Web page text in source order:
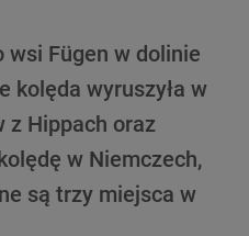
wsi Fügen w dolinie
kolęda wyruszyła w
z Hippach oraz
w Niemczech,
są trzy miejsca w